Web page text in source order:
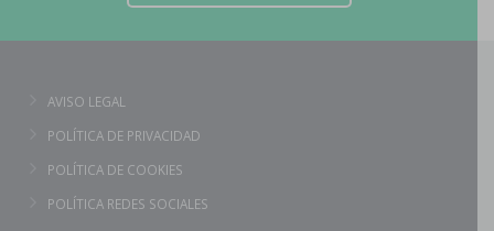
AVISO LEGAL
POLÍTICA DE PRIVACIDAD
POLÍTICA DE COOKIES
POLÍTICA REDES SOCIALES